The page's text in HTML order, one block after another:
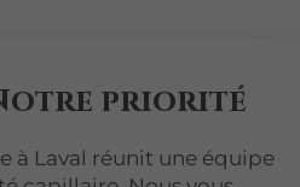
priorité
à Laval réunit une équipe